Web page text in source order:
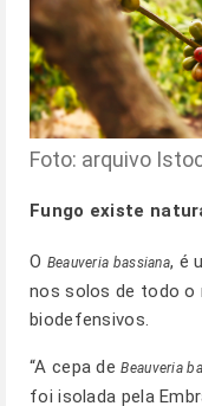
Foto: arquivo
Fungo existe
O Beauveria bassiana, é
nos solos de todo o
biodefensivos.
“A cepa deBeauveria
foi isolada pela